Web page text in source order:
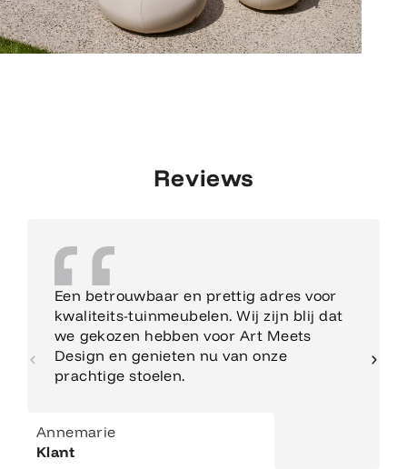
Reviews
Een betrouwbaar en prettig adres voor
kwaliteits-tuinmeubelen. Wij zijn blij dat
we gekozen hebben voor Art Meets
Design en genieten nu van onze
prachtige stoelen.
Annemarie
Klant